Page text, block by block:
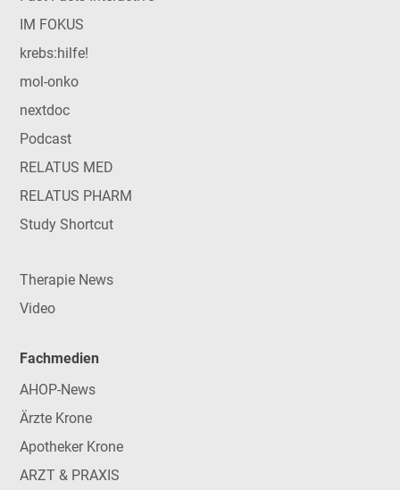
IM FOKUS
krebs:hilfe!
mol-onko
nextdoc
Podcast
RELATUS MED
RELATUS PHARM
Study Shortcut
Therapie News
Video
Fachmedien
AHOP-News
Ärzte Krone
Apotheker Krone
ARZT & PRAXIS